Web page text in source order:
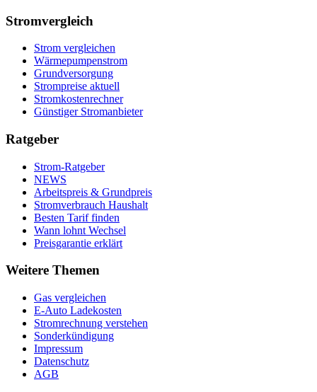
Stromvergleich
Strom vergleichen
Wärmepumpenstrom
Grundversorgung
Strompreise aktuell
Stromkostenrechner
Günstiger Stromanbieter
Ratgeber
Strom-Ratgeber
NEWS
Arbeitspreis & Grundpreis
Stromverbrauch Haushalt
Besten Tarif finden
Wann lohnt Wechsel
Preisgarantie erklärt
Weitere Themen
Gas vergleichen
E-Auto Ladekosten
Stromrechnung verstehen
Sonderkündigung
Impressum
Datenschutz
AGB